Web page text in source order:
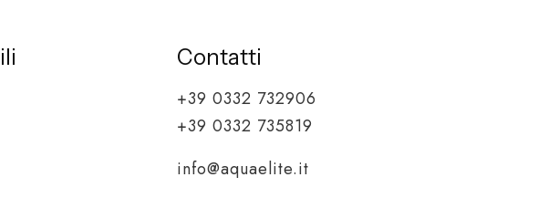
Contatti
+39 0332 732906
+39 0332 735819
info@aquaelite.it